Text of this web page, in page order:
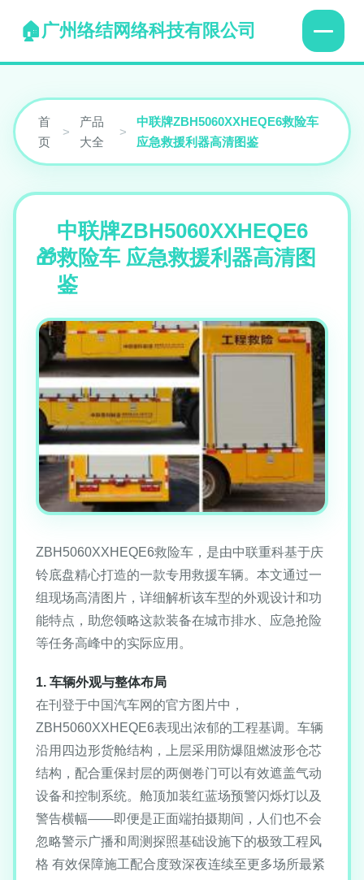
广州络结网络科技有限公司
首
页
>
产品
大全
>
中联牌ZBH5060XXHEQE6救险车
应急救援利器高清图鉴
中联牌ZBH5060XXHEQE6
救险车 应急救援利器高清图
鉴
ZBH5060XXHEQE6救险车，是由中联重科基于庆
铃底盘精心打造的一款专用救援车辆。本文通过一
组现场高清图片，详细解析该车型的外观设计和功
能特点，助您领略这款装备在城市排水、应急抢险
等任务高峰中的实际应用。
1. 车辆外观与整体布局
在刊登于中国汽车网的官方图片中，
ZBH5060XXHEQE6表现出浓郁的工程基调。车辆
沿用四边形货舱结构，上层采用防爆阻燃波形仓芯
结构，配合重保封层的两侧卷门可以有效遮盖气动
设备和控制系统。舱顶加装红蓝场预警闪烁灯以及
警告横幅——即便是正面端拍摄期间，人们也不会
忽略警示广播和周测探照基础设施下的极致工程风
格 有效保障施工配合度致深夜连续至更多场所最紧